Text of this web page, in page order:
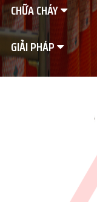
CHỮA CHÁY
GIẢI PHÁP